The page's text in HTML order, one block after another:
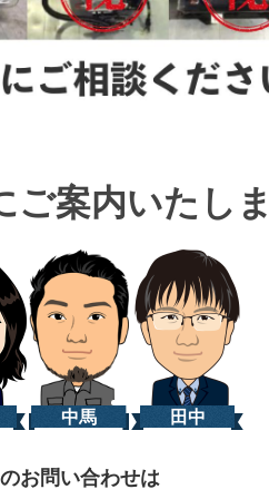
ご案内いたし
中馬 田中
お問い合わせは